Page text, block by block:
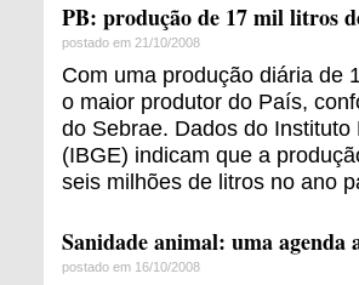
PB: produção de 17 mil litros
postado em 21/10/2008
Com uma produção diária de
o maior produtor do País,
do Sebrae. Dados do
(IBGE) indicam que a
seis milhões de litros no ano
Sanidade animal: uma
postado em 16/10/2008